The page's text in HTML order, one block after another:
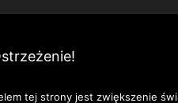
tej strony jest zwiększenie